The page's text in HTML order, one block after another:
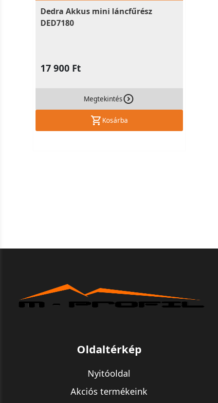
Dedra Akkus mini láncfűrész
DED7180
17 900 Ft
Megtekintés
Kosárba
Oldaltérkép
Nyitóoldal
Akciós termékeink